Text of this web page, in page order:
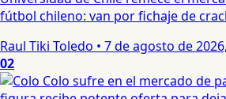
fútbol chileno: van por fichaje de
Raul Tiki Toledo • 7 de agosto de
02